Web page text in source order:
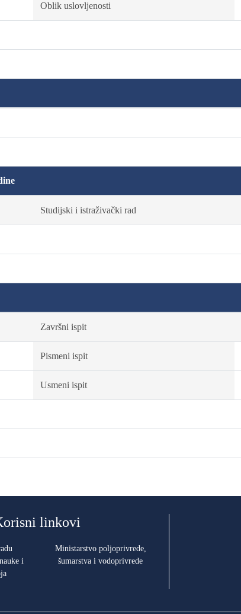
Oblik uslovljenosti
Studijski i istraživački rad
Završni ispit
Pismeni ispit
Usmeni ispit
linkovi
i
Ministarstvo poljoprivrede,
šumarstva i vodoprivrede